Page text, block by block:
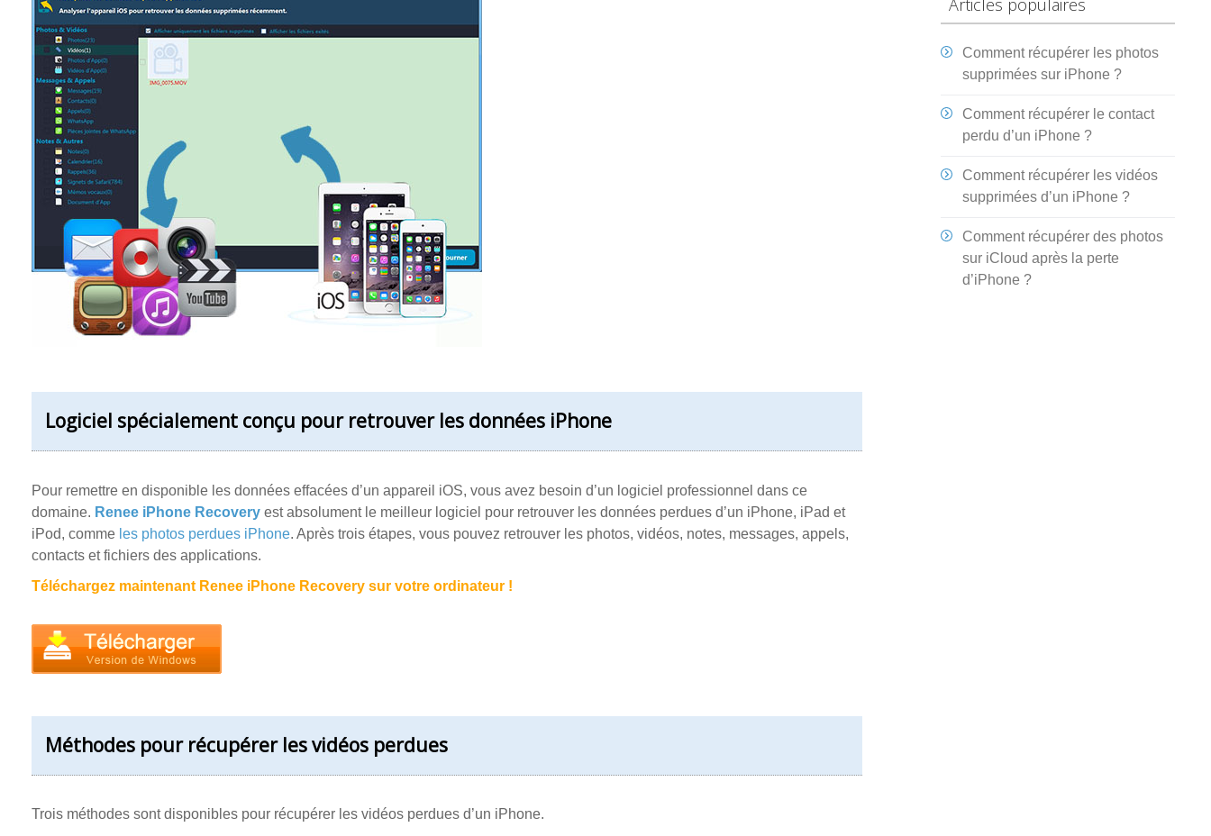
Logiciel spécialement conçu pour retrouver les données iPhone
Pour remettre en disponible les données effacées d’un appareil iOS, vous avez besoin d’un logiciel professionnel dans ce
domaine. Renee iPhone Recovery est absolument le meilleur logiciel pour retrouver les données perdues d’un iPhone, iPad et
iPod, comme les photos perdues iPhone. Après trois étapes, vous pouvez retrouver les photos, vidéos, notes, messages, appels,
contacts et fichiers des applications.
Téléchargez maintenant Renee iPhone Recovery sur votre ordinateur !
Méthodes pour récupérer les vidéos perdues
Trois méthodes sont disponibles pour récupérer les vidéos perdues d’un iPhone.
Comment récupérer les photos
supprimées sur iPhone ?
Comment récupérer le contact
perdu d’un iPhone ?
Comment récupérer les vidéos
supprimées d’un iPhone ?
Comment récupérer des photos
sur iCloud après la perte
d’iPhone ?